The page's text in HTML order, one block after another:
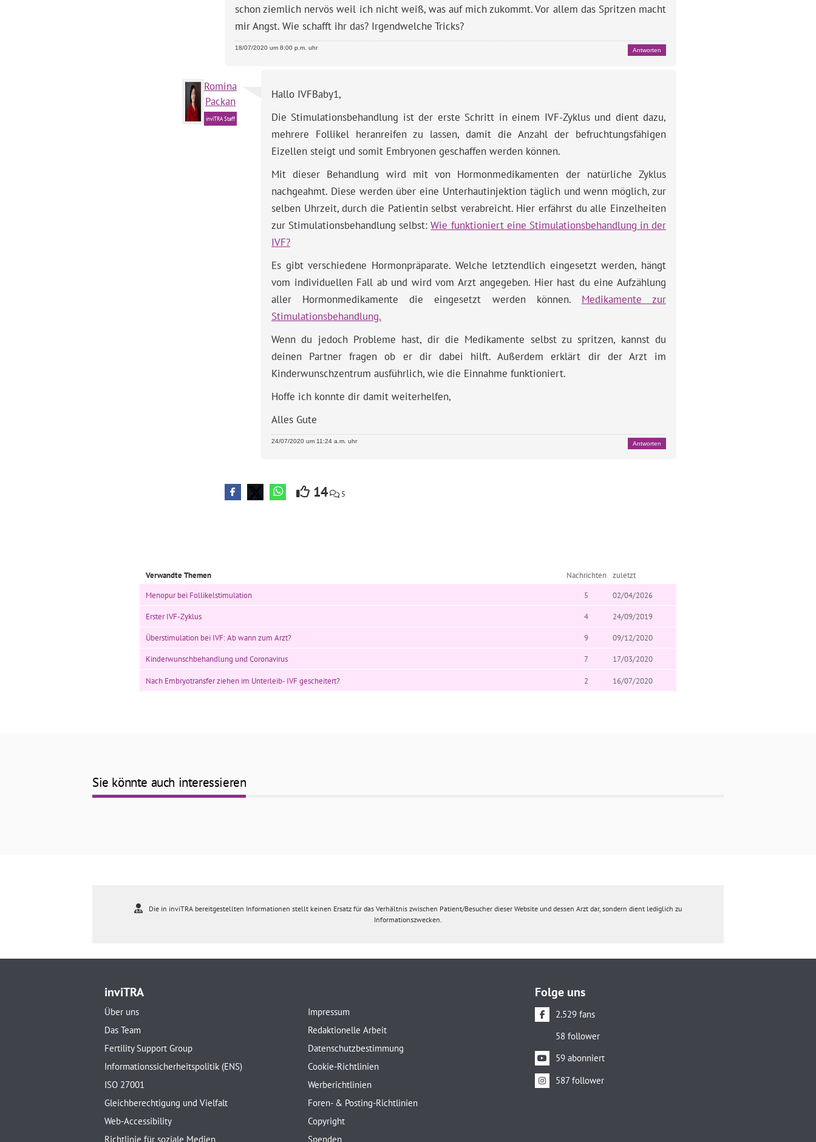
schon ziemlich nervös weil ich nicht weiß, was auf mich zukommt. Vor allem das Spritzen macht
mir Angst. Wie schafft ihr das? Irgendwelche Tricks?
18/07/2020 um 8:00 p.m. uhr Antworten
Romina
Packan
inviTRA Staff
Hallo IVFBaby1,
Die Stimulationsbehandlung ist der erste Schritt in einem IVF-Zyklus und dient dazu,
mehrere Follikel heranreifen zu lassen, damit die Anzahl der befruchtungsfähigen
Eizellen steigt und somit Embryonen geschaffen werden können.
Mit dieser Behandlung wird mit von Hormonmedikamenten der natürliche Zyklus
nachgeahmt. Diese werden über eine Unterhautinjektion täglich und wenn möglich, zur
selben Uhrzeit, durch die Patientin selbst verabreicht. Hier erfährst du alle Einzelheiten
zur Stimulationsbehandlung selbst:Wie funktioniert eine Stimulationsbehandlung in der
IVF?
Es gibt verschiedene Hormonpräparate. Welche letztendlich eingesetzt werden, hängt
vom individuellen Fall ab und wird vom Arzt angegeben. Hier hast du eine Aufzählung
aller Hormonmedikamente die eingesetzt werden können. Medikamente zur
Stimulationsbehandlung.
Wenn du jedoch Probleme hast, dir die Medikamente selbst zu spritzen, kannst du
deinen Partner fragen ob er dir dabei hilft. Außerdem erklärt dir der Arzt im
Kinderwunschzentrum ausführlich, wie die Einnahme funktioniert.
Hoffe ich konnte dir damit weiterhelfen,
Alles Gute
24/07/2020 um 11:24 a.m. uhr Antworten
14 5
Verwandte Themen Nachrichten
zuletzt
Menopur bei Follikelstimulation
5 02/04/2026
Erster IVF-Zyklus 4 24/09/2019
Überstimulation bei IVF: Ab wann zum Arzt? 9 09/12/2020
Kinderwunschbehandlung und Coronavirus 7 17/03/2020
Nach Embryotransfer ziehen im Unterleib- IVF gescheitert? 2 16/07/2020
Sie könnte auch interessieren
Die in inviTRA bereitgestellten Informationen stellt keinen Ersatz für das Verhältnis zwischen Patient/Besucher dieser Website und dessen Arzt dar, sondern dient lediglich zu
Informationszwecken.
inviTRA
Über uns
Das Team
Fertility Support Group
Informationssicherheitspolitik (ENS)
ISO 27001
Gleichberechtigung und Vielfalt
Web-Accessibility
Richtlinie für soziale Medien
Impressum
Redaktionelle Arbeit
Datenschutzbestimmung
Cookie-Richtlinien
Werberichtlinien
Foren- & Posting-Richtlinien
Copyright
Spenden
Folge uns
2.529 fans
58 follower
59 abonniert
587 follower